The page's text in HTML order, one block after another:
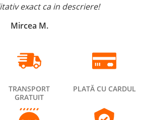
exact ca in descriere!
Mircea M.
TRANSPORT
GRATUIT
PLATĂ CU CARDUL